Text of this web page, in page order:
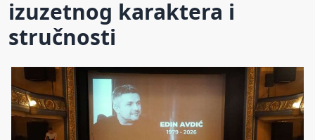
izuzetnog karaktera i
stručnosti